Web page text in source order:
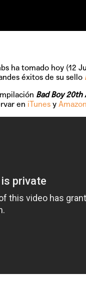
ha tomado hoy (12
éxitos de su sello
Bad Boy
en iTunesy Amazon